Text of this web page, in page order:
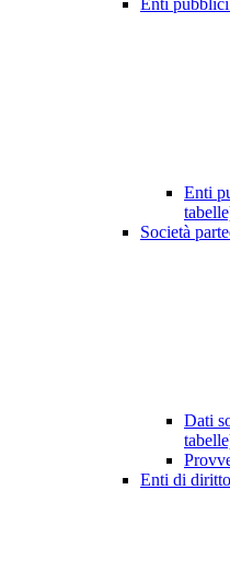
Enti
Enti
Società
Dati
Enti di